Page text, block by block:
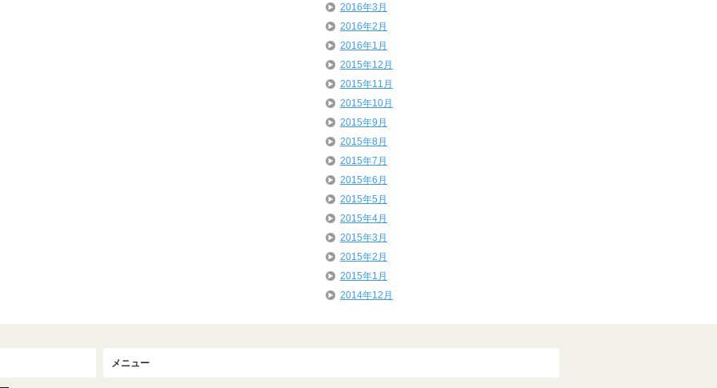
2016年3月
2016年2月
2016年1月
2015年12月
2015年11月
2015年10月
2015年9月
2015年8月
2015年7月
2015年6月
2015年5月
2015年4月
2015年3月
2015年2月
2015年1月
2014年12月
メニュー